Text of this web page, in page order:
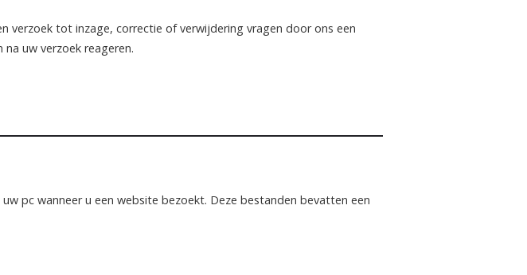
verzoek tot inzage, correctie of verwijdering vragen door ons een
uw verzoek reageren.
pc wanneer u een website bezoekt. Deze bestanden bevatten een